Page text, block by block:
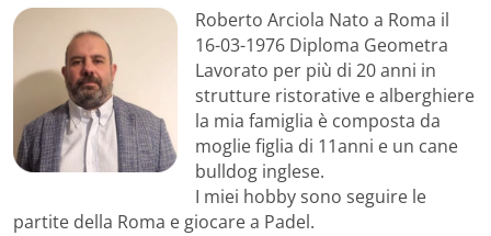
Roberto Arciola Nato a Roma il
16-03-1976 Diploma Geometra
Lavorato per più di 20 anni in
strutture ristorative e alberghiere
la mia famiglia è composta da
moglie figlia di 11anni e un cane
bulldog inglese.
I miei hobby sono seguire le
partite della Roma e giocare a Padel.